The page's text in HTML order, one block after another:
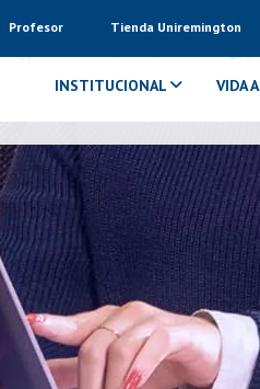
Profesor Tienda Uniremington
INSTITUCIONAL VIDA
/aux/